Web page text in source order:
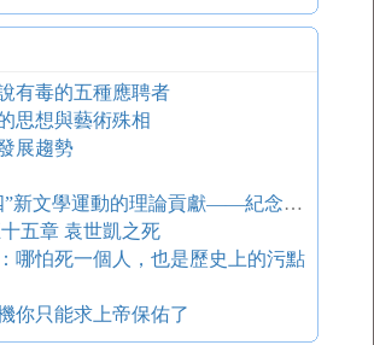
有毒的五種應聘者
思想與藝術殊相
展趨勢
鄭振鐸對“五四”新文學運動的理論貢獻——紀念鄭振鐸先生誕生一百周年
五章 袁世凱之死
哪怕死一個人，也是歷史上的污點
你只能求上帝保佑了